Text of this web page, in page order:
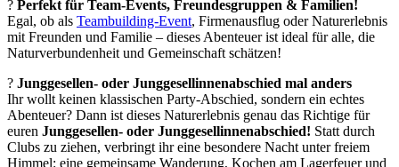
? Perfekt für Team-Events, Freundesgruppen & Familien!
Egal, ob als Teambuilding-Event, Firmenausflug oder Naturerlebnis
mit Freunden und Familie – dieses Abenteuer ist ideal für alle, die
Naturverbundenheit und Gemeinschaft schätzen!
? Junggesellen- oder Junggesellinnenabschied mal anders
Ihr wollt keinen klassischen Party-Abschied, sondern ein echtes
Abenteuer? Dann ist dieses Naturerlebnis genau das Richtige für
euren Junggesellen- oder Junggesellinnenabschied! Statt durch
Clubs zu ziehen, verbringt ihr eine besondere Nacht unter freiem
Himmel: eine gemeinsame Wanderung, Kochen am Lagerfeuer und